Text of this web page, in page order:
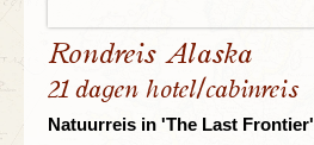
Rondreis Alaska
21 dagen hotel/cabinreis
Natuurreis in 'The Last Frontier'